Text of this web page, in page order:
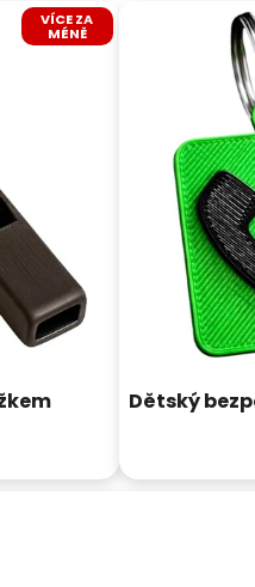
VÍCE ZA
MÉNĚ
Dětský